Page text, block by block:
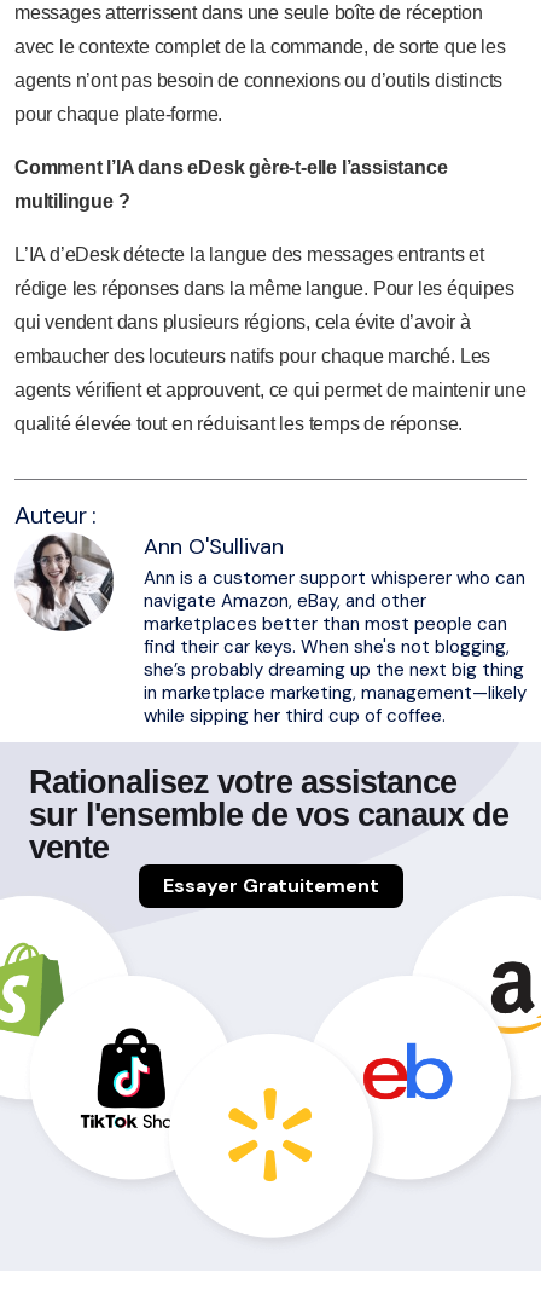
messages atterrissent dans une seule boîte de réception
avec le contexte complet de la commande, de sorte que les
agents n’ont pas besoin de connexions ou d’outils distincts
pour chaque plate-forme.
Comment l’IA dans eDesk gère-t-elle l’assistance
multilingue ?
L’IA d’eDesk détecte la langue des messages entrants et
rédige les réponses dans la même langue. Pour les équipes
qui vendent dans plusieurs régions, cela évite d’avoir à
embaucher des locuteurs natifs pour chaque marché. Les
agents vérifient et approuvent, ce qui permet de maintenir une
qualité élevée tout en réduisant les temps de réponse.
Auteur :
Ann O'Sullivan
Ann is a customer support whisperer who can
navigate Amazon, eBay, and other
marketplaces better than most people can
find their car keys. When she's not blogging,
she’s probably dreaming up the next big thing
in marketplace marketing, management—likely
while sipping her third cup of coffee.
Rationalisez votre assistance
sur l'ensemble de vos canaux de
vente
Essayer Gratuitement